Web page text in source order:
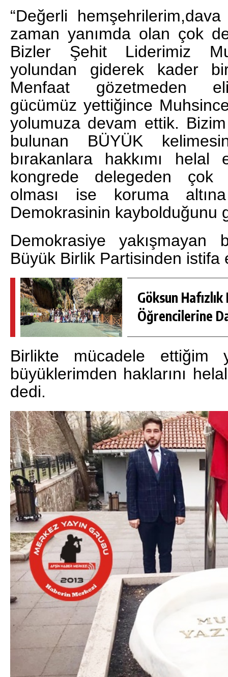
“Değerli
zaman yanımda olan çok
Bizler Şehit Liderimiz
yolundan giderek kader
Menfaat gözetmeden
gücümüz yettiğince
yolumuza devam ettik. Bizim
bulunan BÜYÜK
bırakanlara hakkımı helal
kongrede delegeden çok
olması ise koruma altına
Demokrasinin kaybolduğunu
Demokrasiye yakışmayan
Büyük Birlik Partisinden istifa
Göksun Hafızlık
Öğrencilerine
Birlikte mücadele ettiğim
büyüklerimden haklarını
dedi.
GÜNLÜK HABER AKIŞI
GÖKSUN HAFIZLIK KIZ KUR’AN KURSU
ÖĞRENCILERINE DARENDE GEZISI.